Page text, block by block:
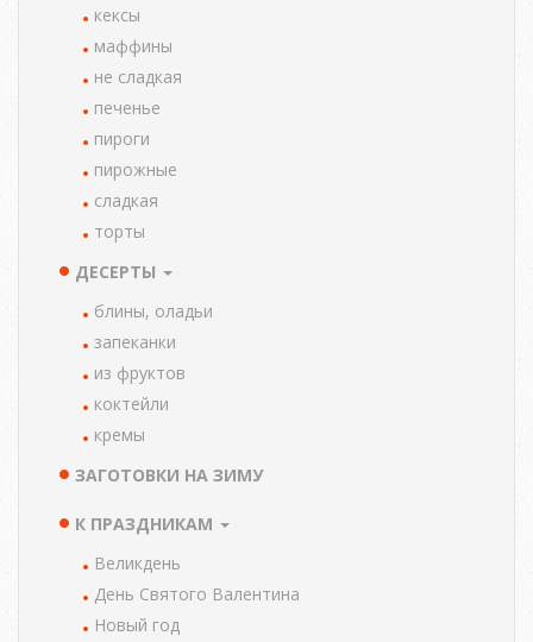
кексы
маффины
не сладкая
печенье
пироги
пирожные
сладкая
торты
ДЕСЕРТЫ
блины, оладьи
запеканки
из фруктов
коктейли
кремы
ЗАГОТОВКИ НА ЗИМУ
К ПРАЗДНИКАМ
Великдень
День Святого Валентина
Новый год